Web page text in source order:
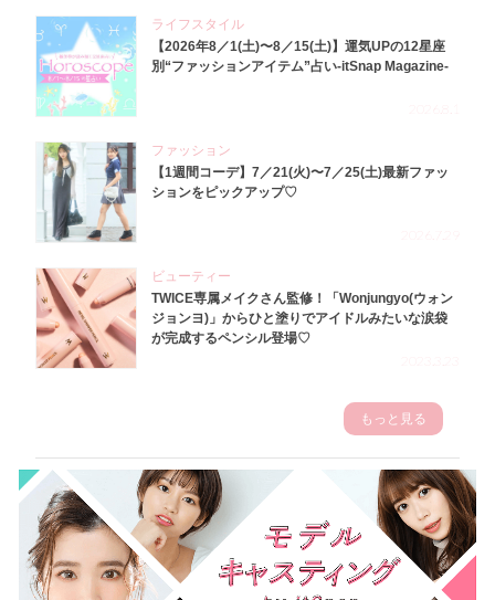
ライフスタイル
【2026年8／1(土)〜8／15(土)】運気UPの12星座
別“ファッションアイテム”占い-itSnap Magazine-
ファッション
【1週間コーデ】7／21(火)〜7／25(土)最新ファッ
ションをピックアップ♡
ビューティー
TWICE専属メイクさん監修！「Wonjungyo(ウォン
ジョンヨ)」からひと塗りでアイドルみたいな涙袋
が完成するペンシル登場♡
もっと見る